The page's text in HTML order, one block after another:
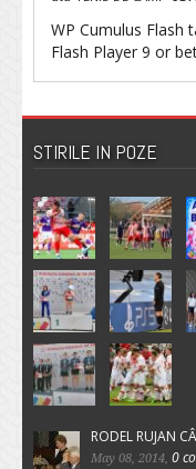
WP Cumulus Flash
Flash Player 9 or
STIRILE IN POZE
RODEL RUJAN
May 08, 2014, 0